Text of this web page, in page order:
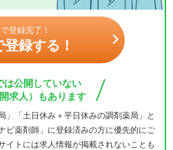
登録完了！
録する！
は公開していない
求人）もあります
」「土日休み＋平日休みの調剤薬局」と
ビ薬剤師」に登録済みの方に優先的にご
イトには求人情報が掲載されないことも